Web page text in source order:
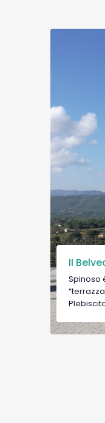
Il
Spinoso
del